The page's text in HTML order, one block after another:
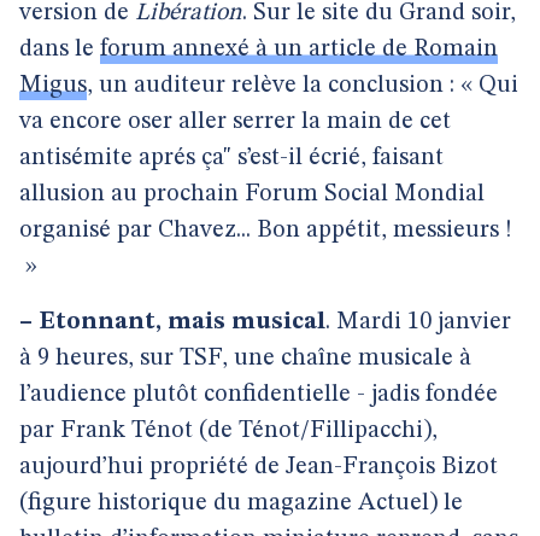
version de Libération. Sur le site du Grand soir,
dans le forum annexé à un article de Romain
Migus, un auditeur relève la conclusion : « Qui
va encore oser aller serrer la main de cet
antisémite aprés ça" s’est-il écrié, faisant
allusion au prochain Forum Social Mondial
organisé par Chavez... Bon appétit, messieurs !
»
– Etonnant, mais musical. Mardi 10 janvier
à 9 heures, sur TSF, une chaîne musicale à
l’audience plutôt confidentielle - jadis fondée
par Frank Ténot (de Ténot/Fillipacchi),
aujourd’hui propriété de Jean-François Bizot
(figure historique du magazine Actuel) le